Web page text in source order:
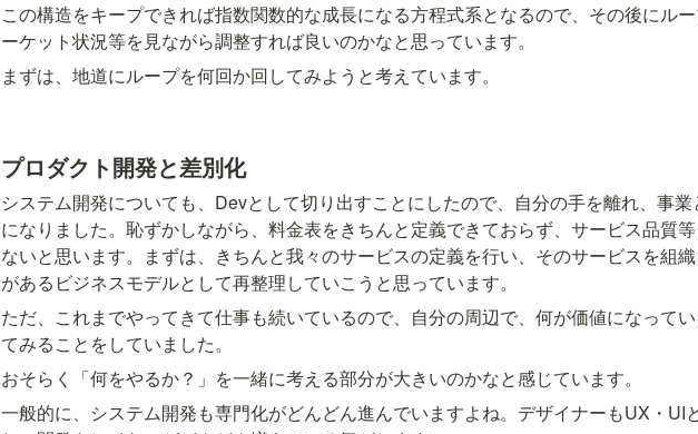
この構造をキープできれば指数関数的な成長になる方程式系となるので、その後にル
ーケット状況等を見ながら調整すれば良いのかなと思っています。
まずは、地道にループを何回か回してみようと考えています。
プロダクト開発と差別化
システム開発についても、Devとして切り出すことにしたので、自分の手を離れ、事業
になりました。恥ずかしながら、料金表をきちんと定義できておらず、サービス品質
ないと思います。まずは、きちんと我々のサービスの定義を行い、そのサービスを組
があるビジネスモデルとして再整理していこうと思っています。
ただ、これまでやってきて仕事も続いているので、自分の周辺で、何が価値になって
てみることをしていました。
おそらく「何をやるか？」を一緒に考える部分が大きいのかなと感じています。
一般的に、システム開発も専門化がどんどん進んでいますよね。デザイナーもUX・UI